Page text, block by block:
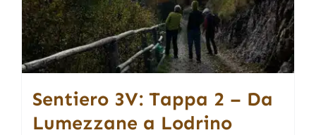
Sentiero 3V: Tappa 2 – Da
Lumezzane a Lodrino